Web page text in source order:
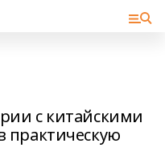
с китайскими
практическую